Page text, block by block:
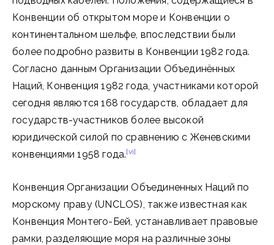
Конвенции об открытом море и Конвенции о
континентальном шельфе, впоследствии были
более подробно развиты в Конвенции 1982 года.
Согласно данным Организации Объединённых
Наций, Конвенция 1982 года, участниками которой
сегодня являются 168 государств, обладает для
государств-участников более высокой
юридической силой по сравнению с Женевскими
конвенциями 1958 года.[vi]
Конвенция Организации Объединенных Наций по
морскому праву (UNCLOS), также известная как
Конвенция Монтего-Бей, устанавливает правовые
рамки, разделяющие моря на различные зоны